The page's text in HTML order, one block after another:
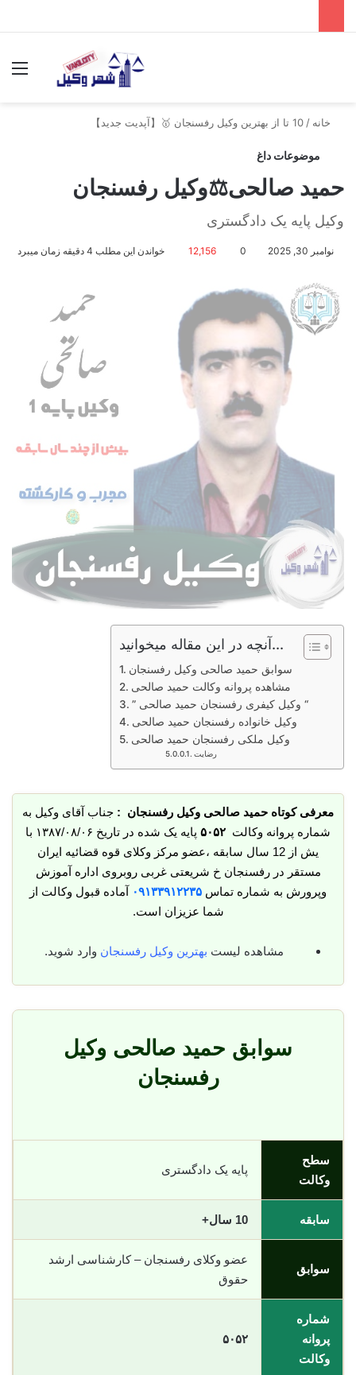
خانه / 10 تا از بهترین وکیل رفسنجان 🥇【آپدیت جدید】
موضوعات داغ
حمید صالحی⚖️وکیل رفسنجان
وکیل پایه یک دادگستری
نوامبر 30, 2025 0
12,156 خواندن این مطلب 4 دقیقه زمان میبرد
آنچه در این مقاله میخوانید...
سوابق حمید صالحی وکیل رفسنجان
مشاهده پروانه وکالت حمید صالحی
” وکیل کیفری رفسنجان حمید صالحی “
وکیل خانواده رفسنجان حمید صالحی
وکیل ملکی رفسنجان حمید صالحی
رضایت
معرفی کوتاه حمید صالحی وکیل رفسنجان : جناب آقای وکیل به
شماره پروانه وکالت
پایه یک شده در تاریخ ۱۳۸۷/۰۸/۰۶ با
یش از 12 سال سابقه ،عضو مرکز وکلای قوه قضائیه ایران
مستقر در رفسنجان خ شریعتی غربی روبروی اداره آموزش
وپرورش به شماره تماس ۰۹۱۳۳۹۱۲۲۳۵ آماده قبول وکالت از
شما عزیزان است.
مشاهده لیست بهترین وکیل رفسنجان وارد شوید.
سوابق حمید صالحی وکیل
رفسنجان
سطح
وکالت
پایه یک دادگستری
سابقه 10 سال+
سوابق
عضو وکلای رفسنجان – کارشناسی ارشد
حقوق
شماره
پروانه
وکالت
۵۰۵۲